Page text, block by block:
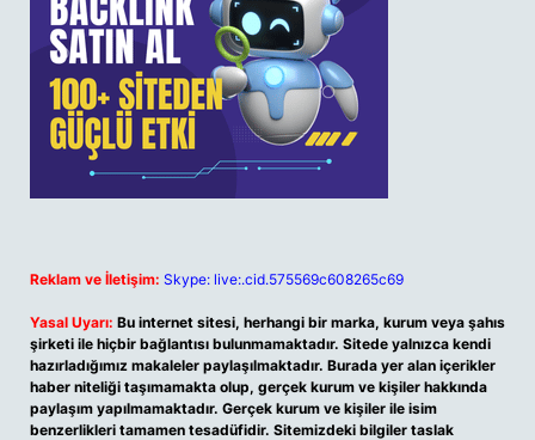
Reklam ve İletişim: Skype: live:.cid.575569c608265c69
Yasal Uyarı: Bu internet sitesi, herhangi bir marka, kurum veya şahıs
şirketi ile hiçbir bağlantısı bulunmamaktadır. Sitede yalnızca kendi
hazırladığımız makaleler paylaşılmaktadır. Burada yer alan içerikler
haber niteliği taşımamakta olup, gerçek kurum ve kişiler hakkında
paylaşım yapılmamaktadır. Gerçek kurum ve kişiler ile isim
benzerlikleri tamamen tesadüfidir. Sitemizdeki bilgiler taslak